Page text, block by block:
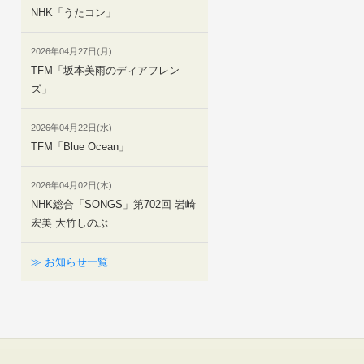
NHK「うたコン」
2026年04月27日(月)
TFM「坂本美雨のディアフレン
ズ」
2026年04月22日(水)
TFM「Blue Ocean」
2026年04月02日(木)
NHK総合「SONGS」第702回 岩崎
宏美 大竹しのぶ
≫ お知らせ一覧